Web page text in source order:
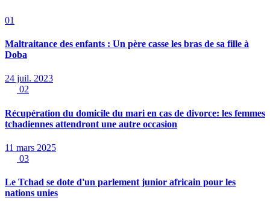
01
Maltraitance des enfants : Un père casse les bras de sa fille à
Doba
24 juil. 2023
02
Récupération du domicile du mari en cas de divorce: les femmes
tchadiennes attendront une autre occasion
11 mars 2025
03
Le Tchad se dote d'un parlement junior africain pour les
nations unies